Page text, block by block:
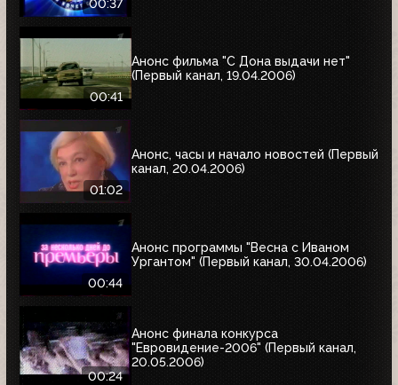
00:37
00:41
Анонс фильма "С Дона выдачи нет"
(Первый канал, 19.04.2006)
01:02
Анонс, часы и начало новостей (Первый
канал, 20.04.2006)
00:44
Анонс программы "Весна с Иваном
Ургантом" (Первый канал, 30.04.2006)
00:24
Анонс финала конкурса
"Евровидение-2006" (Первый канал,
20.05.2006)